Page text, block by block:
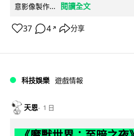
意影像製作...
閱讀全文
37 4 ↗ 分享
科技娛樂 遊戲情報
天恩 1 日